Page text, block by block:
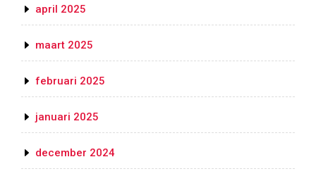
april 2025
maart 2025
februari 2025
januari 2025
december 2024